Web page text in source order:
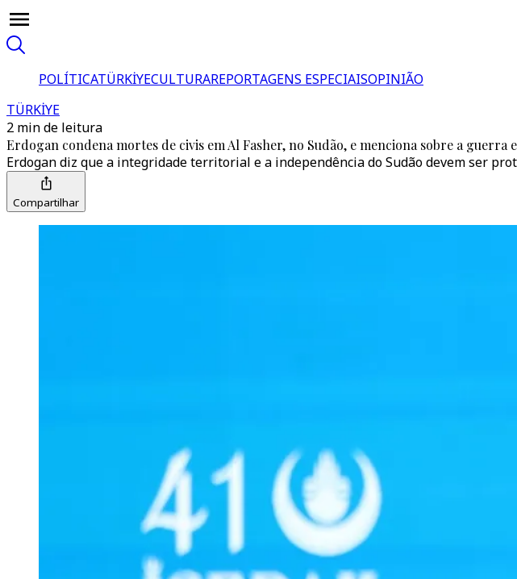
POLÍTICATÜRKİYECULTURAREPORTAGENS ESPECIAISOPINIÃO
TÜRKİYE
2 min de leitura
Erdogan condena mortes de civis em Al Fasher, no Sudão, e menciona sobre a guerra
Erdogan diz que a integridade territorial e a independência do Sudão devem ser
Compartilhar